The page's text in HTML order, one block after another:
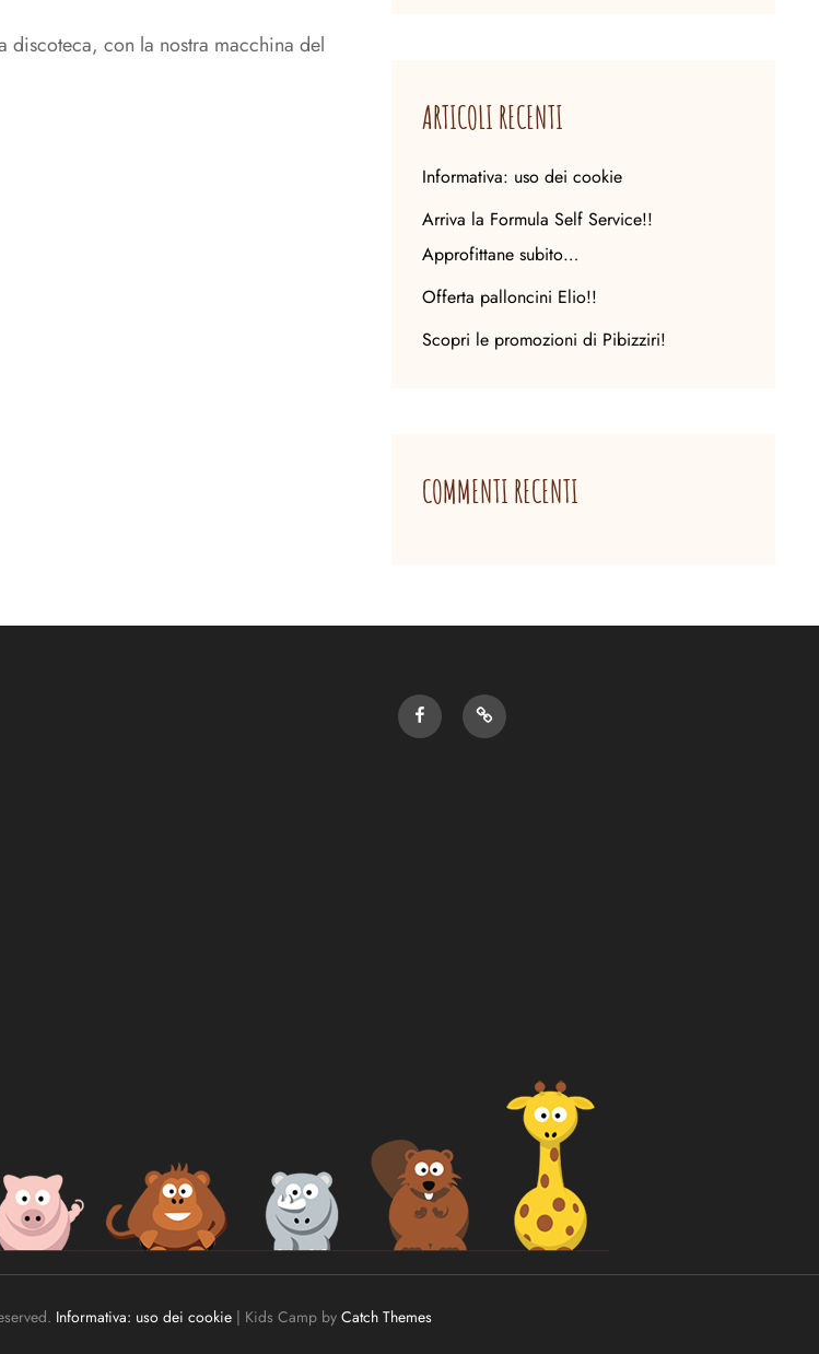
discoteca, con la nostra macchina del
ARTICOLI RECENTI
Informativa: uso dei cookie
Arriva la Formula Self Service!!
Approfittane subito…
Offerta palloncini Elio!!
Scopri le promozioni di Pibizziri!
COMMENTI RECENTI
Pibizziri
su
Gmaps:
dove
Informativa: uso dei cookie | Kids Camp by Catch Themes